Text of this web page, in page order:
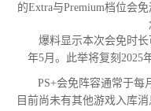
的Extra与Premium档位会
爆料显示本次会免时长
年5月。此举将复刻2025
PS+会免阵容通常于每月
目前尚未有其他游戏入库